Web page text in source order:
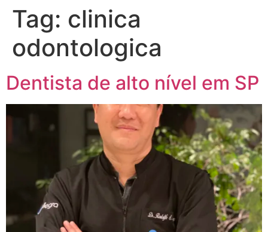
Tag: clinica
odontologica
Dentista de alto nível em SP